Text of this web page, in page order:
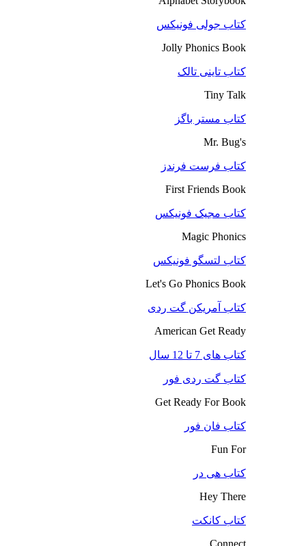
کتاب جولی فونیکس
Jolly Phonics Book
کتاب تاینی تالک
Tiny Talk
کتاب مستر باگز
Mr. Bug's
کتاب فرست فرندز
First Friends Book
کتاب مجیک فونیکس
Magic Phonics
کتاب لتسگو فونیکس
Let's Go Phonics Book
کتاب آمریکن گت ردی
American Get Ready
کتاب های 7 تا 12 سال
کتاب گت ردی فور
Get Ready For Book
کتاب فان فور
Fun For
کتاب هی در
Hey There
کتاب کانکت
Connect